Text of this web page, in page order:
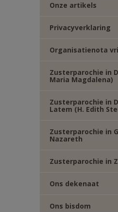
Onze artikels
Privacyverklaring
Organisatienota
Zusterparochie in
Maria Magdalena)
Zusterparochie in
Latem (H. Edith
Zusterparochie in
Nazareth
Zusterparochie in
Ons dekenaat
Ons bisdom